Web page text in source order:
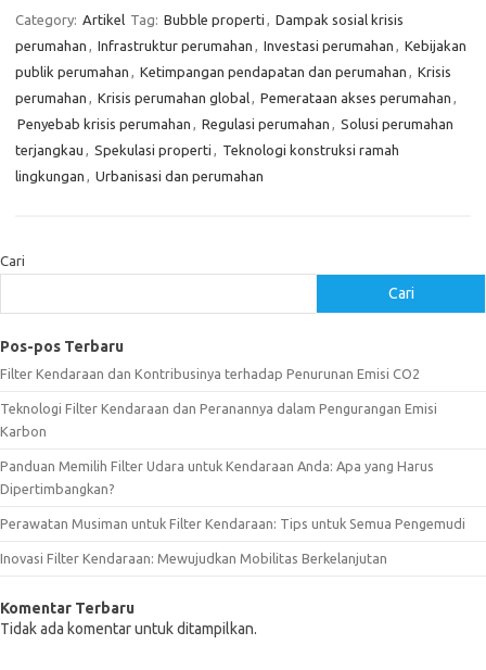
Category: Artikel Tag: Bubble properti , Dampak sosial krisis
perumahan , Infrastruktur perumahan , Investasi perumahan , Kebijakan
publik perumahan , Ketimpangan pendapatan dan perumahan , Krisis
perumahan , Krisis perumahan global, Pemerataan akses perumahan ,
Penyebab krisis perumahan , Regulasi perumahan , Solusi perumahan
terjangkau , Spekulasi properti , Teknologi konstruksi ramah
lingkungan , Urbanisasi dan perumahan
Cari
Cari
Pos-pos Terbaru
Filter Kendaraan dan Kontribusinya terhadap Penurunan Emisi CO2
Teknologi Filter Kendaraan dan Peranannya dalam Pengurangan Emisi
Karbon
Panduan Memilih Filter Udara untuk Kendaraan Anda: Apa yang Harus
Dipertimbangkan?
Perawatan Musiman untuk Filter Kendaraan: Tips untuk Semua Pengemudi
Inovasi Filter Kendaraan: Mewujudkan Mobilitas Berkelanjutan
Komentar Terbaru
Tidak ada komentar untuk ditampilkan.